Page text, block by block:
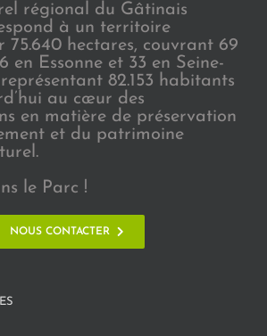
régional du Gâtinais
à un territoire
75.640 hectares, couvrant 69
en Essonne et 33 en Seine-
82.153 habitants
au cœur des
en matière de préservation
et du patrimoine
le Parc !
NOUS CONTACTER